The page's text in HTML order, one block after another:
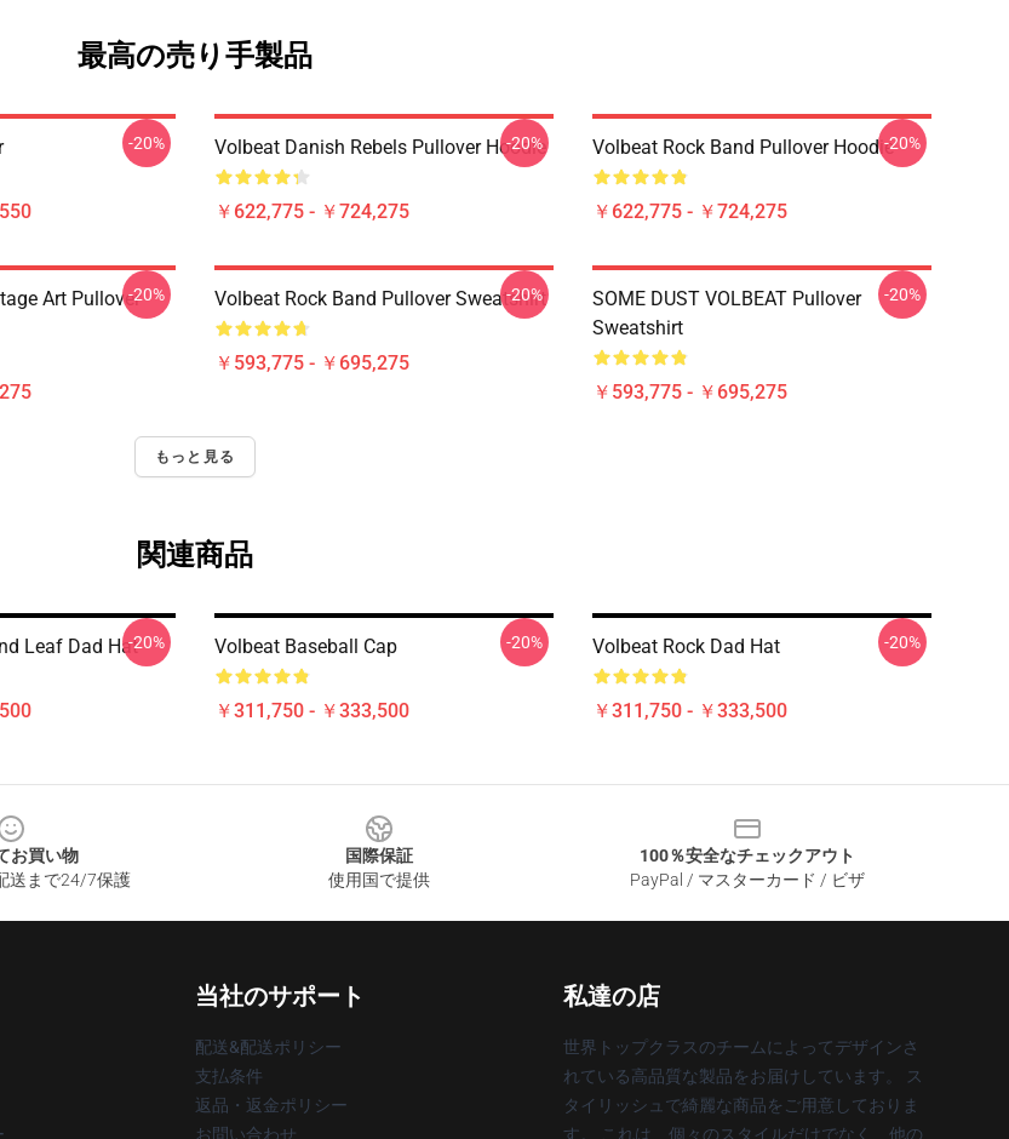
最高の売り手製品
-20% Volbeat Danish Rebels Pullover Hoodie
￥622,775 - ￥724,275
-20% Volbeat Rock Band Pullover Hoodie
￥622,775 - ￥724,275
-20%
Art Pullover-20% Volbeat Rock Band Pullover Sweatshirt
￥593,775 - ￥695,275
-20%
SOME DUST VOLBEAT Pullover
Sweatshirt
￥593,775 - ￥695,275
-20%
もっと見る
関連商品
Leaf Dad Hat-20% Volbeat Baseball Cap
￥311,750 - ￥333,500
-20% Volbeat Rock Dad Hat
￥311,750 - ￥333,500
-20%
お買い物
送まで24/7保護
国際保証
使用国で提供
100％安全なチェックアウト
PayPal / マスターカード / ビザ
当社のサポート
配送&配送ポリシー
支払条件
返品・返金ポリシー
お問い合わせ
私達の店
世界トップクラスのチームによってデザインさ
れている高品質な製品をお届けしています。 ス
タイリッシュで綺麗な商品をご用意しておりま
す。 これは、個々のスタイルだけでなく、他の